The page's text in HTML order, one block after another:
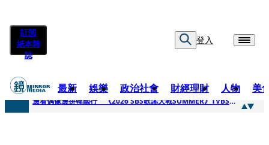
訂閱
紙本雜
誌
登入
最新 娛樂 政治社會 財經理財 人物 美
快訊
邊看偶像邊拚韓國行 《2026 SBS歌謠大戰SUMMER》TVBS直播祭追星福利